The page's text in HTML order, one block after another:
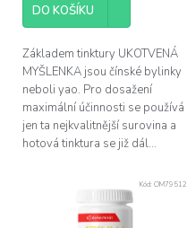
DO KOŠÍKU
Základem tinktury UKOTVENÁ
MYŠLENKA jsou čínské bylinky
neboli yao. Pro dosažení
maximální účinnosti se používá
jen ta nejkvalitnější surovina a
hotová tinktura se již dál...
Kód: OM79512